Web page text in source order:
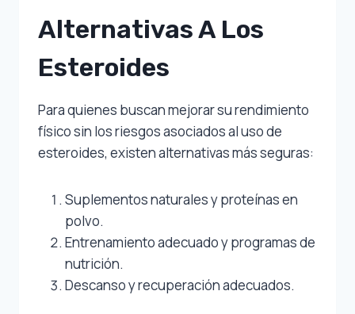
Alternativas A Los
Esteroides
Para quienes buscan mejorar su rendimiento
físico sin los riesgos asociados al uso de
esteroides, existen alternativas más seguras:
Suplementos naturales y proteínas en
polvo.
Entrenamiento adecuado y programas de
nutrición.
Descanso y recuperación adecuados.